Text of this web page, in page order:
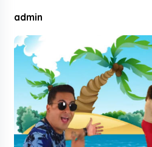
admin